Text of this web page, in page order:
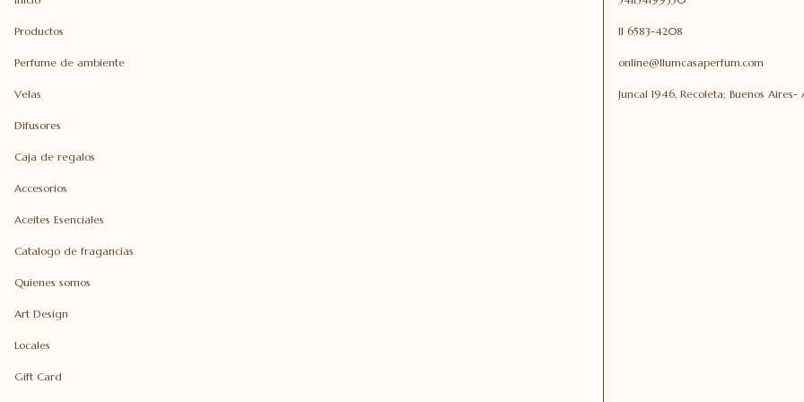
Productos
Perfume de ambiente
Velas
Difusores
Caja de regalos
Accesorios
Aceites Esenciales
Catalogo de fragancias
Quienes somos
Art Design
Locales
Gift Card
11 6583-4208
online@llumcasaperfum.com
Juncal 1946, Recoleta; Buenos Aires-